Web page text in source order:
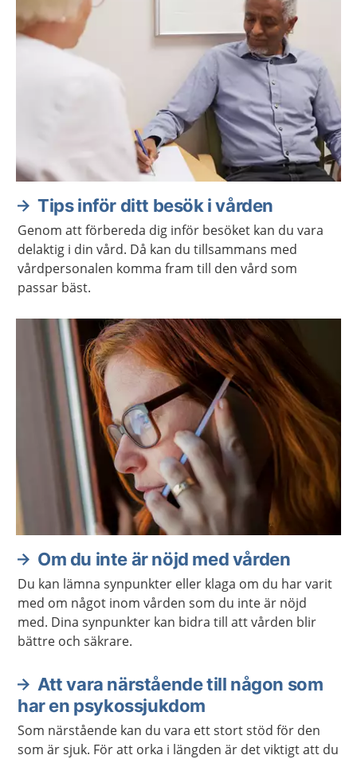
Tips inför ditt besök i vården
Genom att förbereda dig inför besöket kan du vara
delaktig i din vård. Då kan du tillsammans med
vårdpersonalen komma fram till den vård som
passar bäst.
Om du inte är nöjd med vården
Du kan lämna synpunkter eller klaga om du har varit
med om något inom vården som du inte är nöjd
med. Dina synpunkter kan bidra till att vården blir
bättre och säkrare.
Att vara närstående till någon som
har en psykossjukdom
Som närstående kan du vara ett stort stöd för den
som är sjuk. För att orka i längden är det viktigt att du